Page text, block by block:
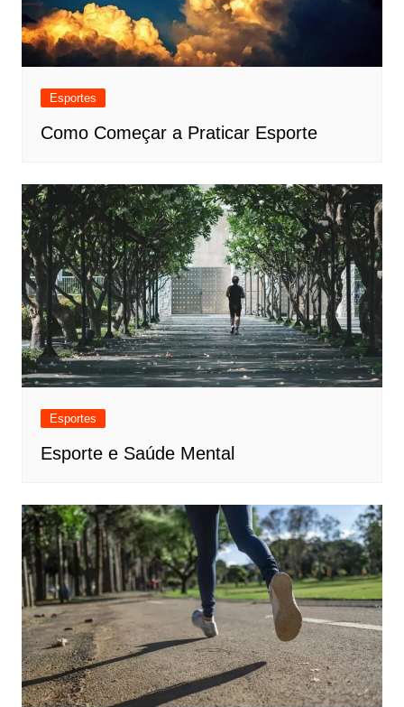
Esportes
Como Começar a Praticar Esporte
Esportes
Esporte e Saúde Mental